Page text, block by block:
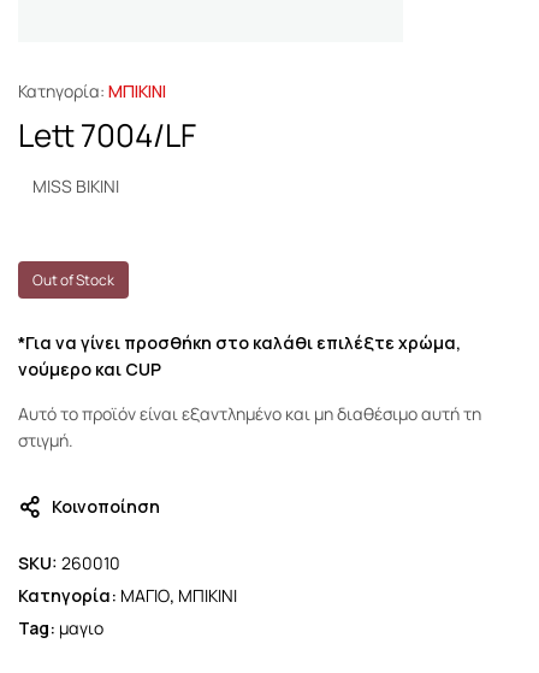
Κατηγορία: ΜΠΙΚΙΝΙ
Lett 7004/LF
MISS BIKINI
Out of Stock
*Για να γίνει προσθήκη στο καλάθι επιλέξτε χρώμα,
νούμερο και CUP
Αυτό το προϊόν είναι εξαντλημένο και μη διαθέσιμο αυτή τη
στιγμή.
Κοινοποίηση
SKU: 260010
Κατηγορία: ΜΑΓΙΟ, ΜΠΙΚΙΝΙ
Tag: μαγιο